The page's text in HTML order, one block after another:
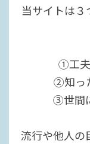
当サイトは
①工夫
②知っ
③世間
流行や他人の